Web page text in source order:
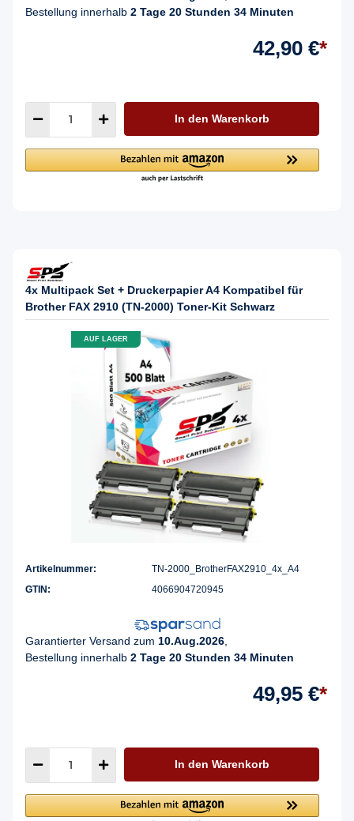
Bestellung innerhalb 2 Tage 20 Stunden 34 Minuten
42,90 €*
In den Warenkorb
4x Multipack Set + Druckerpapier A4 Kompatibel für
Brother FAX 2910 (TN-2000) Toner-Kit Schwarz
AUF LAGER
Artikelnummer:
TN-2000_BrotherFAX2910_4x_A4
GTIN:
4066904720945
Garantierter Versand zum 10.Aug.2026
Bestellung innerhalb 2 Tage 20 Stunden 34 Minuten
49,95 €*
In den Warenkorb